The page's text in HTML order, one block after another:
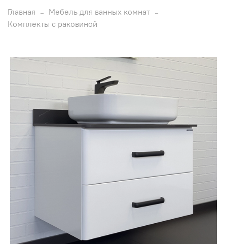
Главная
Мебель для ванных комнат
Комплекты с раковиной